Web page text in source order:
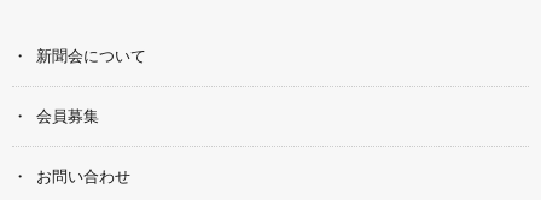
新聞会について
会員募集
お問い合わせ